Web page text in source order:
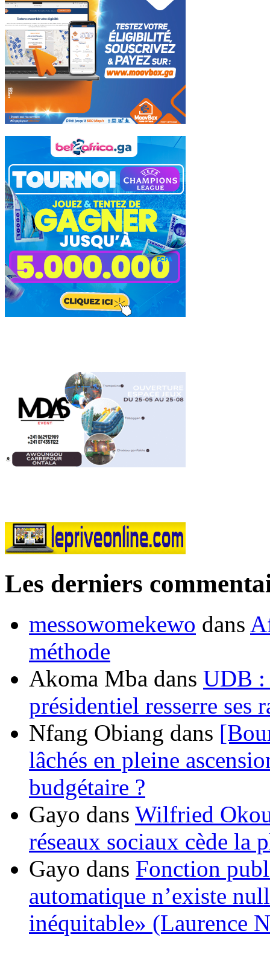
Les derniers
messowomekewo dans
méthode
Akoma Mba dans UDB :
présidentiel resserre ses
Nfang Obiang dans
lâchés en pleine
budgétaire ?
Gayo dans Wilfried
réseaux sociaux cède la
Gayo dans Fonction
automatique n’existe
inéquitable» (Laurence